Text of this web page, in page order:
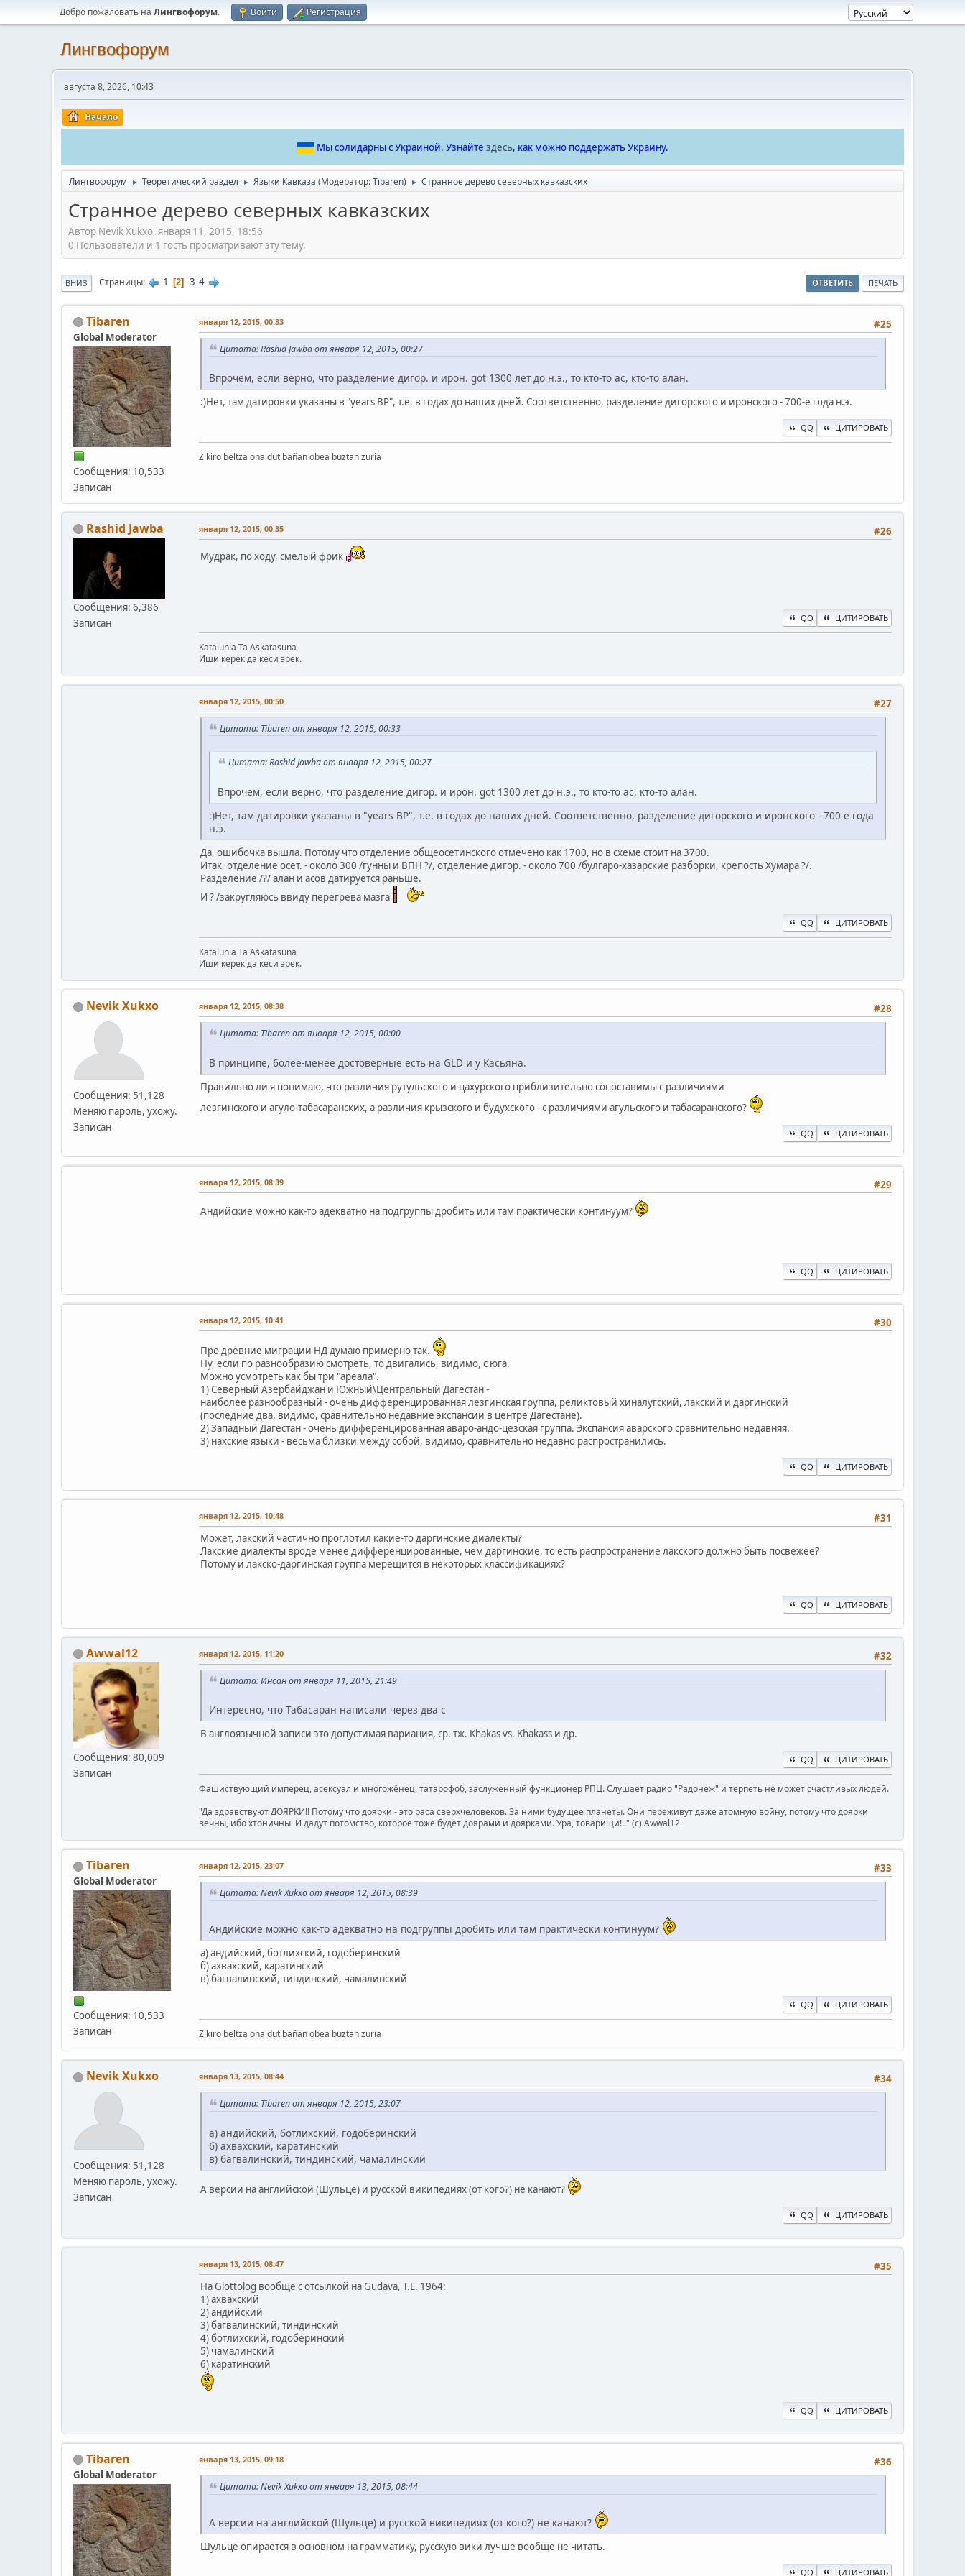
Добро пожаловать на Лингвофорум. Войти Регистрация
Лингвофорум
августа 8, 2026, 10:43
Начало
Мы солидарны с Украиной. Узнайте здесь, как можно поддержать Украину.
Лингвофорум ► Теоретический раздел ► Языки Кавказа (Модератор:Tibaren) ► Странное дерево северных кавказских
Странное дерево северных кавказских
Автор Nevik Xukxo, января 11, 2015, 18:56
0 Пользователи и 1 гость просматривают эту тему.
ОТВЕТИТЬ ПЕЧАТЬ
ВНИЗ Страницы 1 2 3 4
Tibaren
Global Moderator
Сообщения: 10,533
Записан
#25
января 12, 2015, 00:33
Цитата: Rashid Jawba от января 12, 2015, 00:27
Впрочем, если верно, что разделение дигор. и ирон. got 1300 лет до н.э., то кто-то ас, кто-то алан.
:)Нет, там датировки указаны в "years BP", т.е. в годах до наших дней. Соответственно, разделение дигорского и иронского - 700-е года н.э.
QQ ЦИТИРОВАТЬ
Zikiro beltza ona dut bañan obea buztan zuria
Rashid Jawba
Сообщения: 6,386
Записан
#26
января 12, 2015, 00:35
Мудрак, по ходу, смелый фрик
QQ ЦИТИРОВАТЬ
Katalunia Ta Askatasuna
Иши керек да кеси эрек.
#27
января 12, 2015, 00:50
Цитата: Tibaren от января 12, 2015, 00:33
Цитата: Rashid Jawba от января 12, 2015, 00:27
Впрочем, если верно, что разделение дигор. и ирон. got 1300 лет до н.э., то кто-то ас, кто-то алан.
:)Нет, там датировки указаны в "years BP", т.е. в годах до наших дней. Соответственно, разделение дигорского и иронского - 700-е года
н.э.
Да, ошибочка вышла. Потому что отделение общеосетинского отмечено как 1700, но в схеме стоит на 3700.
Итак, отделение осет. - около 300 /гунны и ВПН ?/, отделение дигор. - около 700 /булгаро-хазарские разборки, крепость Хумара ?/.
Разделение /?/ алан и асов датируется раньше.
И ? /закругляюсь ввиду перегрева мазга
QQ ЦИТИРОВАТЬ
Katalunia Ta Askatasuna
Иши керек да кеси эрек.
Nevik Xukxo
Сообщения: 51,128
Меняю пароль, ухожу.
Записан
#28
января 12, 2015, 08:38
Цитата: Tibaren от января 12, 2015, 00:00
В принципе, более-менее достоверные есть на GLD и у Касьяна.
Правильно ли я понимаю, что различия рутульского и цахурского приблизительно сопоставимы с различиями
лезгинского и агуло-табасаранских, а различия крызского и будухского - с различиями агульского и табасаранского?
QQ ЦИТИРОВАТЬ
#29
января 12, 2015, 08:39
Андийские можно как-то адекватно на подгруппы дробить или там практически континуум?
QQ ЦИТИРОВАТЬ
#30
января 12, 2015, 10:41
Про древние миграции НД думаю примерно так.
Ну, если по разнообразию смотреть, то двигались, видимо, с юга.
Можно усмотреть как бы три "ареала".
1) Северный Азербайджан и Южный\Центральный Дагестан -
наиболее разнообразный - очень дифференцированная лезгинская группа, реликтовый хиналугский, лакский и даргинский
(последние два, видимо, сравнительно недавние экспансии в центре Дагестане).
2) Западный Дагестан - очень дифференцированная аваро-андо-цезская группа. Экспансия аварского сравнительно недавняя.
3) нахские языки - весьма близки между собой, видимо, сравнительно недавно распространились.
QQ ЦИТИРОВАТЬ
#31
января 12, 2015, 10:48
Может, лакский частично проглотил какие-то даргинские диалекты?
Лакские диалекты вроде менее дифференцированные, чем даргинские, то есть распространение лакского должно быть посвежее?
Потому и лакско-даргинская группа мерещится в некоторых классификациях?
QQ ЦИТИРОВАТЬ
Awwal12
Сообщения: 80,009
Записан
#32
января 12, 2015, 11:20
Цитата: Инсан от января 11, 2015, 21:49
Интересно, что Табасаран написали через два с
В англоязычной записи это допустимая вариация, ср. тж. Khakas vs. Khakass и др.
QQ ЦИТИРОВАТЬ
Фашиствующий имперец, асексуал и многожёнец, татарофоб, заслуженный функционер РПЦ. Слушает радио "Радонеж" и терпеть не может счастливых людей.
"Да здравствуют ДОЯРКИ!! Потому что доярки - это раса сверхчеловеков. За ними будущее планеты. Они переживут даже атомную войну, потому что доярки
вечны, ибо хтоничны. И дадут потомство, которое тоже будет доярами и доярками. Ура, товарищи!.." (c) Awwal12
Tibaren
Global Moderator
Сообщения: 10,533
Записан
#33
января 12, 2015, 23:07
Цитата: Nevik Xukxo от января 12, 2015, 08:39
Андийские можно как-то адекватно на подгруппы дробить или там практически континуум?
а) андийский, ботлихский, годоберинский
б) ахвахский, каратинский
в) багвалинский, тиндинский, чамалинский
QQ ЦИТИРОВАТЬ
Zikiro beltza ona dut bañan obea buztan zuria
Nevik Xukxo
Сообщения: 51,128
Меняю пароль, ухожу.
Записан
#34
января 13, 2015, 08:44
Цитата: Tibaren от января 12, 2015, 23:07
а) андийский, ботлихский, годоберинский
б) ахвахский, каратинский
в) багвалинский, тиндинский, чамалинский
А версии на английской (Шульце) и русской википедиях (от кого?) не канают?
QQ ЦИТИРОВАТЬ
#35
января 13, 2015, 08:47
На Glottolog вообще с отсылкой на Gudava, T.E. 1964:
1) ахвахский
2) андийский
3) багвалинский, тиндинский
4) ботлихский, годоберинский
5) чамалинский
6) каратинский
QQ ЦИТИРОВАТЬ
Tibaren
Global Moderator
#36
января 13, 2015, 09:18
Цитата: Nevik Xukxo от января 13, 2015, 08:44
А версии на английской (Шульце) и русской википедиях (от кого?) не канают?
Шульце опирается в основном на грамматику, русскую вики лучше вообще не читать.
QQ ЦИТИРОВАТЬ